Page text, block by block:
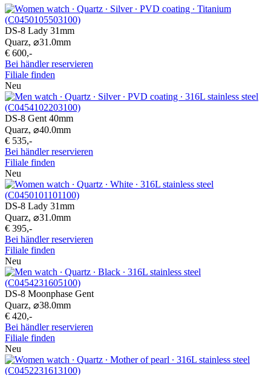
DS-8 Lady 31mm
Quarz, ⌀31.0mm
€ 600,-
Bei händler reservieren
Filiale finden
Neu
DS-8 Gent 40mm
Quarz, ⌀40.0mm
€ 535,-
Bei händler reservieren
Filiale finden
Neu
DS-8 Lady 31mm
Quarz, ⌀31.0mm
€ 395,-
Bei händler reservieren
Filiale finden
Neu
DS-8 Moonphase Gent
Quarz, ⌀38.0mm
€ 420,-
Bei händler reservieren
Filiale finden
Neu